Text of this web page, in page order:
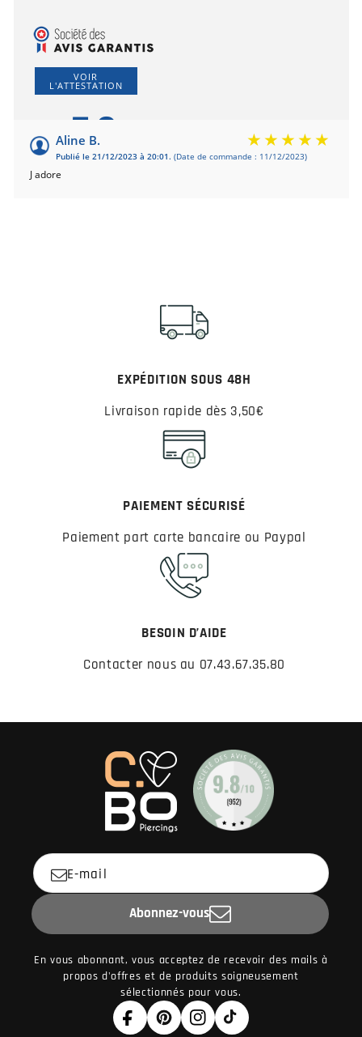
VOIR
L'ATTESTATION
5.0
Aline B.
Publié le 21/12/2023 à 20:01. (Date de commande : 11/12/2023)
J adore
EXPÉDITION SOUS 48H
Livraison rapide dès 3,50€
PAIEMENT SÉCURISÉ
Paiement part carte bancaire ou Paypal
BESOIN D’AIDE
Contacter nous au 07.43.67.35.80
E-mail
Abonnez-vous
En vous abonnant, vous acceptez de recevoir des mails à
propos d'offres et de produits soigneusement
sélectionnés pour vous.
FacebookPinterestInstagram
TikTok